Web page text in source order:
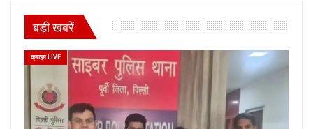
बड़ी खबरें
क्राइम LIVE